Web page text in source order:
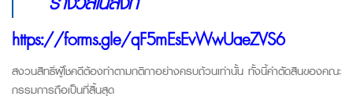
https://forms.gle/qF5mEsEvWwUaeZVS6
สงวนสิทธิ์ผู้โชคดีต้องทำตามกติกาอย่างครบถ้วนเท่านั้น ทั้งนี้คำตัดสินของคณะ
กรรมการถือเป็นที่สิ้นสุด